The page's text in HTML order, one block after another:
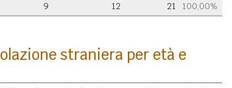
9 12 21 100,00%
straniera per età e